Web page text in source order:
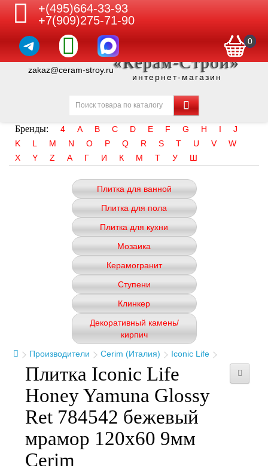
+(495)664-33-93
+7(909)275-71-90
0
zakaz@ceram-stroy.ru«Керам-Строй»
интернет-магазин
Бренды: 4 A B C D E F G H I
J
K
L M N O P Q R S T U V
W
X
Y Z А Г И К М Т У Ш
Плитка для ванной
Плитка для пола
Плитка для кухни
Мозаика
Керамогранит
Ступени
Клинкер
Декоративный камень/
кирпич
Производители
Cerim (Италия) Iconic Life
Плитка Iconic Life
Honey Yamuna Glossy
Ret 784542 бежевый
мрамор 120x60 9мм
Cerim